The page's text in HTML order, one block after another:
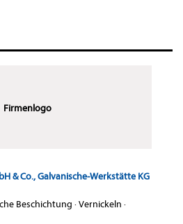
Firmenlogo
& Co., Galvanische-Werkstätte KG
Beschichtung ·Vernickeln ·